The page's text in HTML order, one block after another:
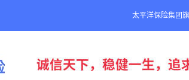
太平洋保险集团旗